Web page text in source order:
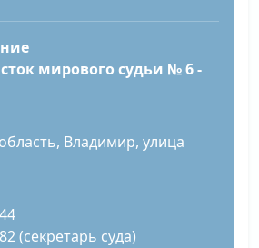
мирового судьи № 6 -
Владимир, улица
(секретарь суда)